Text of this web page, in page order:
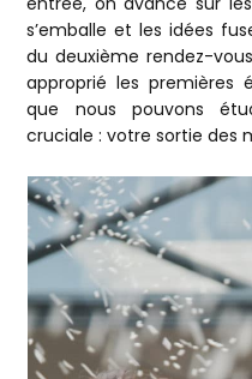
s’emballe et les idées
du deuxième rendez-
approprié les premières
que nous pouvons
cruciale : votre sortie des